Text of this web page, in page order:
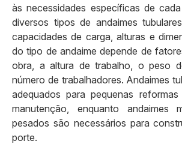
às necessidades específicas de
diversos tipos de andaimes
capacidades de carga, alturas e
do tipo de andaime depende de
obra, a altura de trabalho, o peso
número de trabalhadores. Andaimes
adequados para pequenas
manutenção, enquanto andaimes
pesados são necessários para
porte.